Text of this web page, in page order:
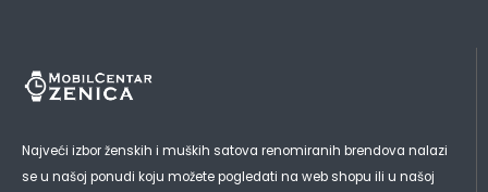
Najveći izbor ženskih i muških satova renomiranih brendova nalazi
se u našoj ponudi koju možete pogledati na web shopu ili u našoj